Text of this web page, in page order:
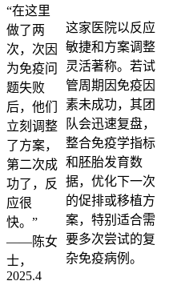
“在这里
做了两
次，次因
为免疫问
题失败
后，他们
立刻调整
了方案，
第二次成
功了，反
应很
快。”
——陈女
士，
2025.4
这家医院以反应
敏捷和方案调整
灵活著称。若试
管周期因免疫因
素未成功，其团
队会迅速复盘，
整合免疫学指标
和胚胎发育数
据，优化下一次
的促排或移植方
案，特别适合需
要多次尝试的复
杂免疫病例。